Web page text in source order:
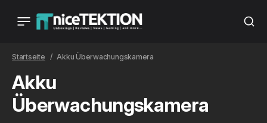
Startseite Akku Überwachungskamera
Akku
Überwachungskamera